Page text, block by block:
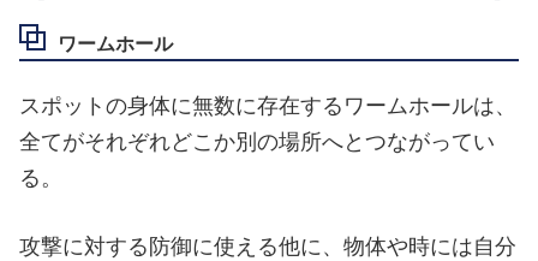
ワームホール
スポットの身体に無数に存在するワームホールは、
全てがそれぞれどこか別の場所へとつながってい
る。
攻撃に対する防御に使える他に、物体や時には自分